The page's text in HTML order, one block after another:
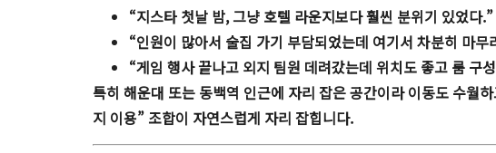
“지스타 첫날 밤, 그냥 호텔 라운지보다 훨씬 분위기 있었다.”
“인원이 많아서 술집 가기 부담되었는데 여기서 차분히 마무
“게임 행사 끝나고 외지 팀원 데려갔는데 위치도 좋고 룸 구
특히 해운대 또는 동백역 인근에 자리 잡은 공간이라 이동도 수월
지 이용” 조합이 자연스럽게 자리 잡힙니다.